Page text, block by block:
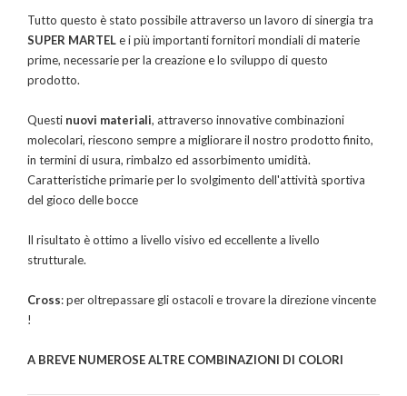
Tutto questo è stato possibile attraverso un lavoro di sinergia tra
SUPER MARTELe i più importanti fornitori mondiali di materie
prime, necessarie per la creazione e lo sviluppo di questo
prodotto.
Questi nuovi materiali, attraverso innovative combinazioni
molecolari, riescono sempre a migliorare il nostro prodotto finito,
in termini di usura, rimbalzo ed assorbimento umidità.
Caratteristiche primarie per lo svolgimento dell'attività sportiva
del gioco delle bocce
Il risultato è ottimo a livello visivo ed eccellente a livello
strutturale.
Cross: per oltrepassare gli ostacoli e trovare la direzione vincente
!
A BREVE NUMEROSE ALTRE COMBINAZIONI DI COLORI